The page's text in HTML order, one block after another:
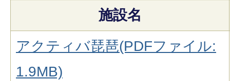
施設名
アクティバ琵琶(PDFファイル:
1.9MB)